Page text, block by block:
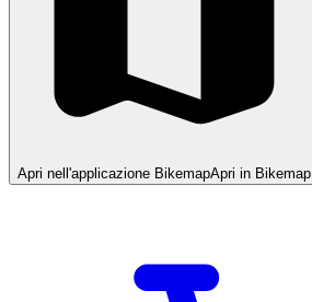
Apri nell'applicazione BikemapApri in Bikemap